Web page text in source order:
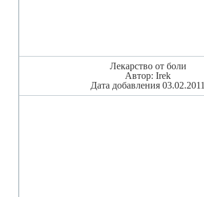
Лекарство от боли
Автор: Irek
Дата добавления 03.02.2011